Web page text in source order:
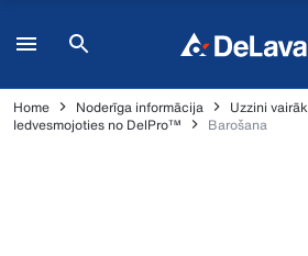
Home Noderīga informācija
Uzzini vairāk
Iedvesmojoties no DelPro™
Barošana